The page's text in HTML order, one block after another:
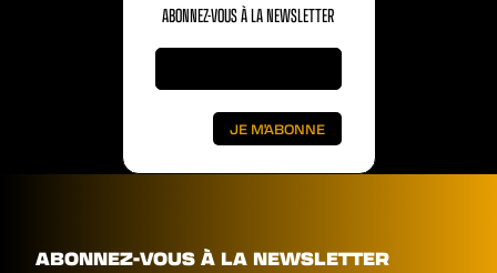
ABONNEZ-VOUS À LA NEWSLETTER
ABONNEZ-VOUS À LA NEWSLETTER